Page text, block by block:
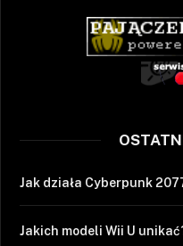
Jak działa Cyberpunk
Jakich modeli Wii U